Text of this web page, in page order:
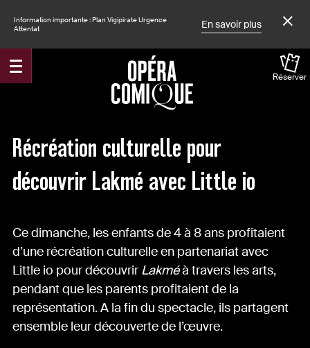
Information importante : Plan Vigipirate Urgence
Attentat
En savoir plus
Réserver
Récréation culturelle pour
découvrir Lakmé avec Little io
Ce dimanche, les enfants de 4 à 8 ans profitaient
d’une récréation culturelle en partenariat avec
Little io pour découvrirLakméà travers les arts,
pendant que les parents profitaient de la
représentation. A la fin du spectacle, ils partagent
ensemble leur découverte de l’œuvre.